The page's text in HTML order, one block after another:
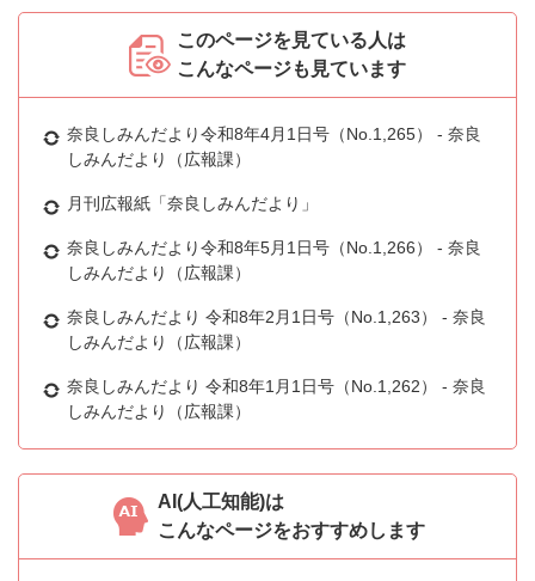
このページを見ている人は
こんなページも見ています
奈良しみんだより令和8年4月1日号（No.1,265） - 奈良
しみんだより（広報課）
月刊広報紙「奈良しみんだより」
奈良しみんだより令和8年5月1日号（No.1,266） - 奈良
しみんだより（広報課）
奈良しみんだより 令和8年2月1日号（No.1,263） - 奈良
しみんだより（広報課）
奈良しみんだより 令和8年1月1日号（No.1,262） - 奈良
しみんだより（広報課）
AI(人工知能)は
こんなページをおすすめします